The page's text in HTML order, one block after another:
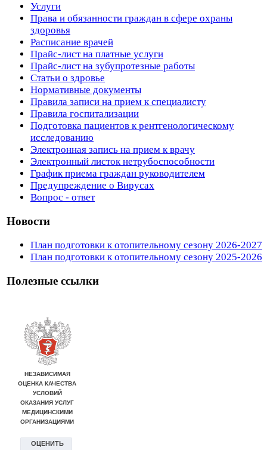
Услуги
Права и обязанности граждан в сфере охраны
здоровья
Расписание врачей
Прайс-лист на платные услуги
Прайс-лист на зубупротезные работы
Статьи о здровье
Нормативные документы
Правила записи на прием к специалисту
Правила госпитализации
Подготовка пациентов к рентгенологическому
исследованию
Электронная запись на прием к врачу
Электронный листок нетрубоспособности
График приема граждан руководителем
Предупреждение о Вирусах
Вопрос - ответ
Новости
План подготовки к отопительному сезону 2026-2027
План подготовки к отопительному сезону 2025-2026
Полезные ссылки